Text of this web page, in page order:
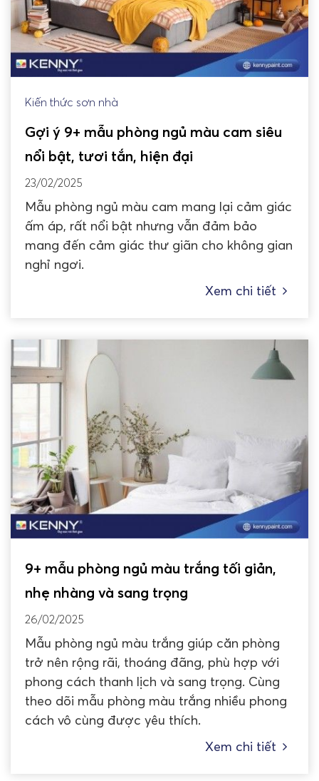
Kiến thức sơn nhà
Gợi ý 9+ mẫu phòng ngủ màu cam siêu
nổi bật, tươi tắn, hiện đại
23/02/2025
Mẫu phòng ngủ màu cam mang lại cảm giác
ấm áp, rất nổi bật nhưng vẫn đảm bảo
mang đến cảm giác thư giãn cho không gian
nghỉ ngơi.
Xem chi tiết
9+ mẫu phòng ngủ màu trắng tối giản,
nhẹ nhàng và sang trọng
26/02/2025
Mẫu phòng ngủ màu trắng giúp căn phòng
trở nên rộng rãi, thoáng đãng, phù hợp với
phong cách thanh lịch và sang trọng. Cùng
theo dõi mẫu phòng màu trắng nhiều phong
cách vô cùng được yêu thích.
Xem chi tiết